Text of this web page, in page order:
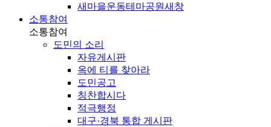
새마을운동테마공원새창
소통참여
소통참여
도민의 소리
자유게시판
옥에 티를 찾아라
도민공고
칭찬합시다
적극행정
대구·경북 통합 게시판